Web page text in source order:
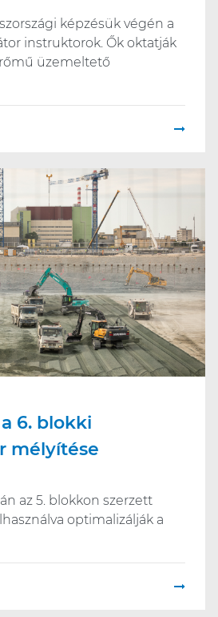
képzésük végén a
instruktorok. Ők oktatják
üzemeltető
6. blokki
mélyítése
az 5. blokkon szerzett
optimalizálják a